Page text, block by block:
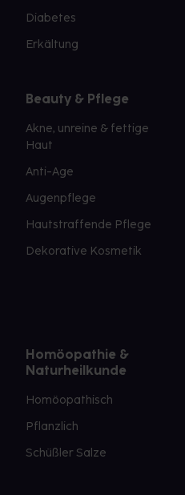
Diabetes
Erkältung
Beauty & Pflege
Akne, unreine & fettige
Haut
Anti-Age
Augenpflege
Hautstraffende Pflege
Dekorative Kosmetik
Homöopathie &
Naturheilkunde
Homöopathisch
Pflanzlich
Schüßler Salze